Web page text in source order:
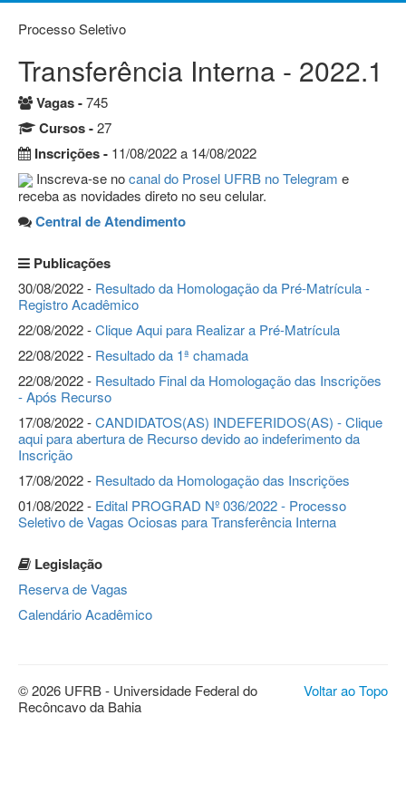
Processo Seletivo
Transferência Interna - 2022.1
Vagas -745
Cursos -27
Inscrições - 11/08/2022 a 14/08/2022
Inscreva-se nocanal do Prosel UFRB no Telegram e
receba as novidades direto no seu celular.
Central de Atendimento
Publicações
30/08/2022 - Resultado da Homologação da Pré-Matrícula -
Registro Acadêmico
22/08/2022 -Clique Aqui para Realizar a Pré-Matrícula
22/08/2022 - Resultado da 1ª chamada
22/08/2022 - Resultado Final da Homologação das Inscrições
- Após Recurso
17/08/2022 -CANDIDATOS(AS) INDEFERIDOS(AS) - Clique
aqui para abertura de Recurso devido ao indeferimento da
Inscrição
17/08/2022 - Resultado da Homologação das Inscrições
01/08/2022 - Edital PROGRAD Nº 036/2022 - Processo
Seletivo de Vagas Ociosas para Transferência Interna
Legislação
Reserva de Vagas
Calendário Acadêmico
Voltar ao Topo
© 2026 UFRB - Universidade Federal do
Recôncavo da Bahia